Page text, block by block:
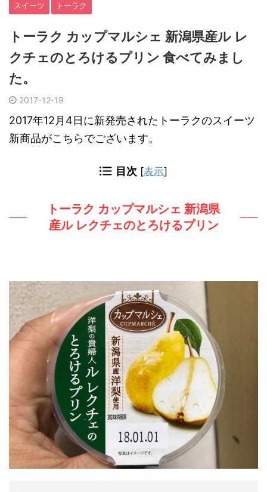
スイーツ トーラク
トーラク カップマルシェ 新潟県産ル レ
クチェのとろけるプリン 食べてみまし
た。
2017-12-19
2017年12月4日に新発売されたトーラクのスイーツ
新商品がこちらでございます。
目次 [表示]
トーラク カップマルシェ 新潟県
産ル レクチェのとろけるプリン